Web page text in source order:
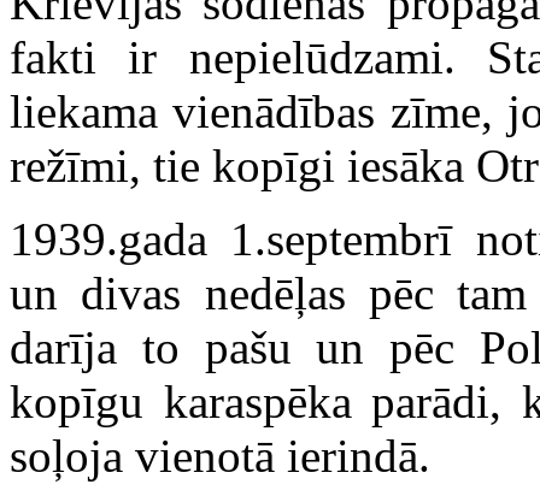
fakti ir nepielūdzami.
liekama vienādības zīme,
režīmi, tie kopīgi iesāka
1939.gada 1.septembrī
un divas nedēļas pēc
darīja to pašu un pēc
kopīgu karaspēka
soļoja vienotā ierindā.